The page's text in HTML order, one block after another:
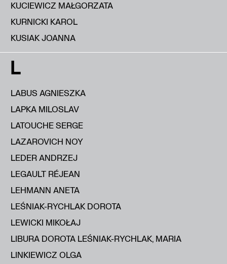
KUCIEWICZ MAŁGORZATA
KURNICKI KAROL
KUSIAK JOANNA
L
LABUS AGNIESZKA
LAPKA MILOSLAV
LATOUCHE SERGE
LAZAROVICH NOY
LEDER ANDRZEJ
LEGAULT RÉJEAN
LEHMANN ANETA
LEŚNIAK-RYCHLAK DOROTA
LEWICKI MIKOŁAJ
LIBURA DOROTA LEŚNIAK-RYCHLAK, MARIA
LINKIEWICZ OLGA